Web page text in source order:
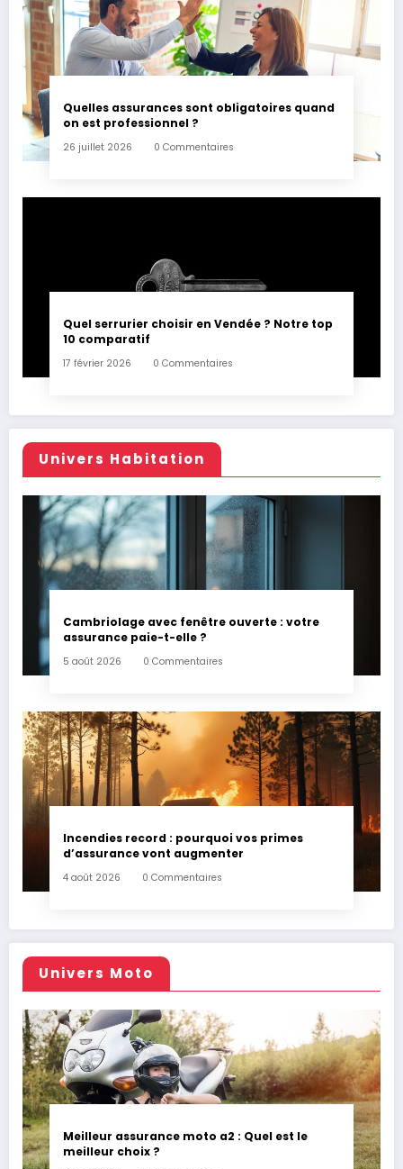
Quelles assurances sont obligatoires quand
on est professionnel ?
26 juillet 2026 0 Commentaires
Quel serrurier choisir en Vendée ? Notre top
10 comparatif
17 février 2026 0 Commentaires
Univers Habitation
Cambriolage avec fenêtre ouverte : votre
assurance paie-t-elle ?
5 août 2026 0 Commentaires
Incendies record : pourquoi vos primes
d’assurance vont augmenter
4 août 2026 0 Commentaires
Univers Moto
Meilleur assurance moto a2 : Quel est le
meilleur choix ?